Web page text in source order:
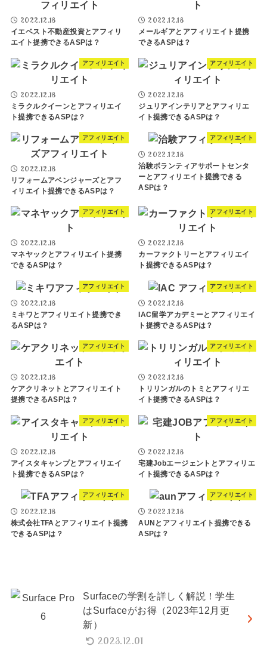
2022.12.18
イエベスト不動産投資とアフィリ
エイト提携できるASPは？
2022.12.18
メールギアとアフィリエイト提携
できるASPは？
アフィリエイト
2022.12.18
ミラクルクイーンとアフィリエイ
ト提携できるASPは？
アフィリエイト
2022.12.18
ジュリアインテリアとアフィリエ
イト提携できるASPは？
アフィリエイト
2022.12.18
リフォームアベンジャーズとアフ
ィリエイト提携できるASPは？
アフィリエイト
2022.12.18
治験ボランティアサポートセンタ
ーとアフィリエイト提携できる
ASPは？
アフィリエイト
2022.12.18
マネヤックとアフィリエイト提携
できるASPは？
アフィリエイト
2022.12.18
カーファクトリーとアフィリエイ
ト提携できるASPは？
アフィリエイト
2022.12.18
ミキワとアフィリエイト提携でき
るASPは？
アフィリエイト
2022.12.18
IAC留学アカデミーとアフィリエイ
ト提携できるASPは？
アフィリエイト
2022.12.18
ケアクリネットとアフィリエイト
提携できるASPは？
アフィリエイト
2022.12.18
トリリンガルのトミとアフィリエ
イト提携できるASPは？
アフィリエイト
2022.12.18
アイスタキャンプとアフィリエイ
ト提携できるASPは？
アフィリエイト
2022.12.18
宅建Jobエージェントとアフィリエ
イト提携できるASPは？
アフィリエイト
2022.12.18
株式会社TFAとアフィリエイト提携
できるASPは？
アフィリエイト
2022.12.18
AUNとアフィリエイト提携できる
ASPは？
Surfaceの学割を詳しく解説！学生
はSurfaceがお得（2023年12月更
新）
2023.12.01